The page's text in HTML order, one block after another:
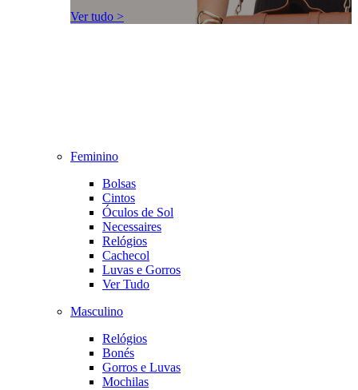
Ver tudo >
Feminino
Bolsas
Cintos
Óculos de Sol
Necessaires
Relógios
Cachecol
Luvas e Gorros
Ver Tudo
Masculino
Relógios
Bonés
Gorros e Luvas
Mochilas